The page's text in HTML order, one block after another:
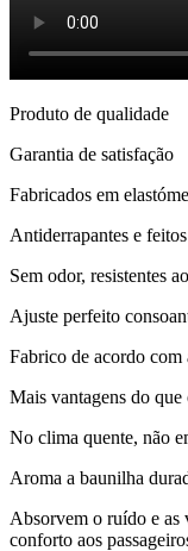
Produto de qualidade
Garantia de satisfação
Fabricados em
Antiderrapantes e
Sem odor, resistentes
Ajuste perfeito
Fabrico de acordo
Mais vantagens do
No clima quente, não
Aroma a baunilha
Absorvem o ruído e as
conforto aos